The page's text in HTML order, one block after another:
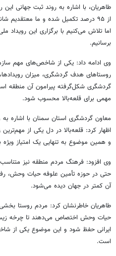
طاهریان، با اشاره به روند ثبت جهانی
اما تلاش می‌کنیم با برگزاری این رویداد
برسانیم.
وی ادامه داد: یکی از شاخص‌های مهم
روستاهای هدف گردشگری، میزان
گردشگری شکل‌گرفته پیرامون آن منطقه
مهمی برای قلعه‌بالا محسوب شود.
معاون گردشگری استان سمنان با اشاره
اظهار کرد: قلعه‌بالا در دل یکی از مهم‌ترین
و همین موضوع به تنهایی یک امتیاز
وی افزود: فرهنگ مردم منطقه نیز
حتی در حوزه تأمین علوفه حیات وحش،
آن کمتر در جهان دیده می‌شود.
طاهریان خاطرنشان کرد: مردم روستا
حیات وحش اختصاص می‌دهند تا چرخه
ایرانی حفظ شود و این موضوع یکی از
است.